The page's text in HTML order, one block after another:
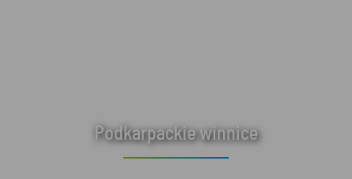
Podkarpackie winnice